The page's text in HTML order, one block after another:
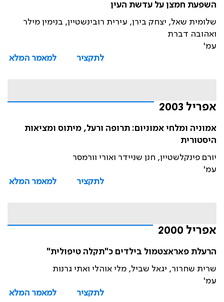
השפעת חמצן על עדשת העין
שלומית שאל, יצחק בירן, עירית רובינשטיין, בנימין מילר
ואהובה דברת
עמ'
לתקציר
למאמר המלא
אפריל 2003
אמוניה ומלחי אמוניום: תרופה ורעל, מיתוס ומציאות
היסטורית
יורם פינקלשטיין, חנן שניידר ואורי וורמסר
עמ'
לתקציר
למאמר המלא
אפריל 2000
הרעלת פאראצטמול בילדים כ"תקלה טיפולית"
שרית שחרור, יגאל שביל, מלי אוהלי ואתי גרנות
עמ'
לתקציר
למאמר המלא